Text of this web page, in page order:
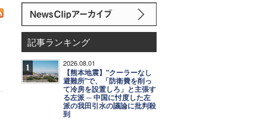
記事ランキング
1 2026.08.01
【熊本地震】"クーラーなし
避難所"で、「防衛費を削っ
て冷房を設置しろ」と主張す
る左派 ─ 中国に忖度した左
派の我田引水の議論に批判殺
到